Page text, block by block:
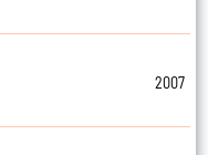
2007